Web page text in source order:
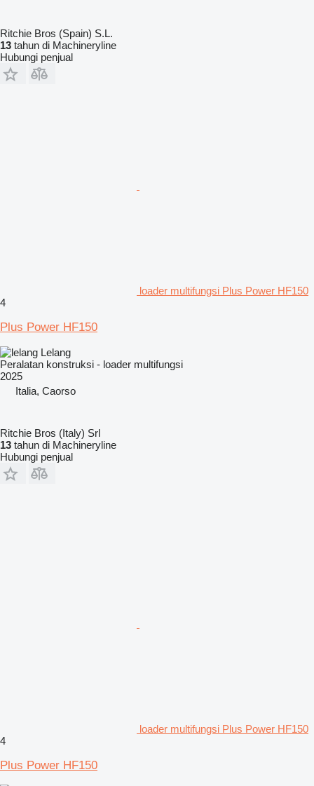
Ritchie Bros (Spain) S.L.
13 tahun di Machineryline
Hubungi penjual
loader multifungsi Plus Power HF150
4
Plus Power HF150
Lelang
Peralatan konstruksi - loader multifungsi
2025
Italia, Caorso
Ritchie Bros (Italy) Srl
13 tahun di Machineryline
Hubungi penjual
loader multifungsi Plus Power HF150
4
Plus Power HF150